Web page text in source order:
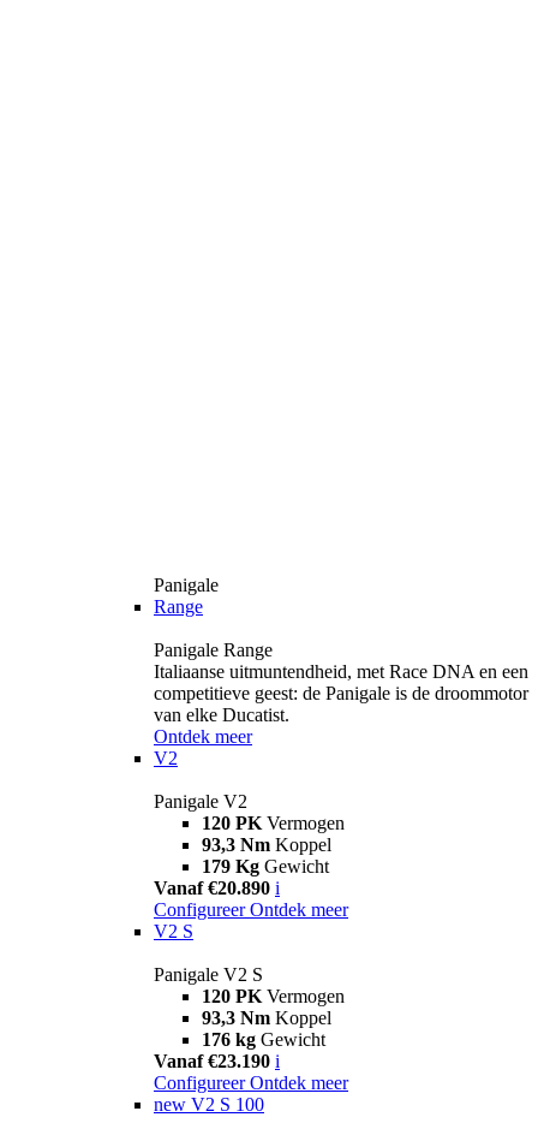
Panigale
Range
Panigale Range
Italiaanse uitmuntendheid, met Race DNA en een
competitieve geest: de Panigale is de droommotor
van elke Ducatist.
Ontdek meer
V2
Panigale V2
120 PK Vermogen
93,3 Nm Koppel
179 Kg Gewicht
Vanaf €20.890 i
Configureer Ontdek meer
V2 S
Panigale V2 S
120 PK Vermogen
93,3 Nm Koppel
176 kg Gewicht
Vanaf €23.190 i
Configureer Ontdek meer
new V2 S 100